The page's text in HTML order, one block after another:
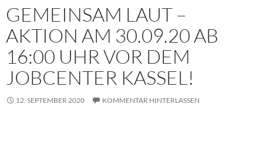
GEMEINSAM LAUT –
AKTION AM 30.09.20 AB
16:00 UHR VOR DEM
JOBCENTER KASSEL!
12. SEPTEMBER 2020 KOMMENTAR HINTERLASSEN